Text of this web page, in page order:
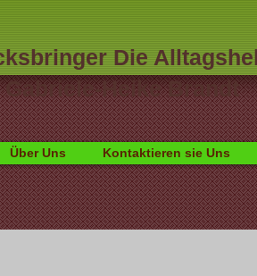
Die
Gabriele-Heike Brandt
Über Uns Kontaktieren sie Uns